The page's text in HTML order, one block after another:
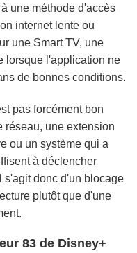
une méthode d'accès
internet lente ou
une Smart TV, une
lorsque l'application ne
de bonnes conditions.
pas forcément bon
réseau, une extension
ou un système qui a
à déclencher
s'agit donc d'un blocage
plutôt que d'une
83 de Disney+